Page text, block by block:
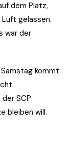
dem Platz,
gelassen.
war der
kommt
SCP
bleiben will.